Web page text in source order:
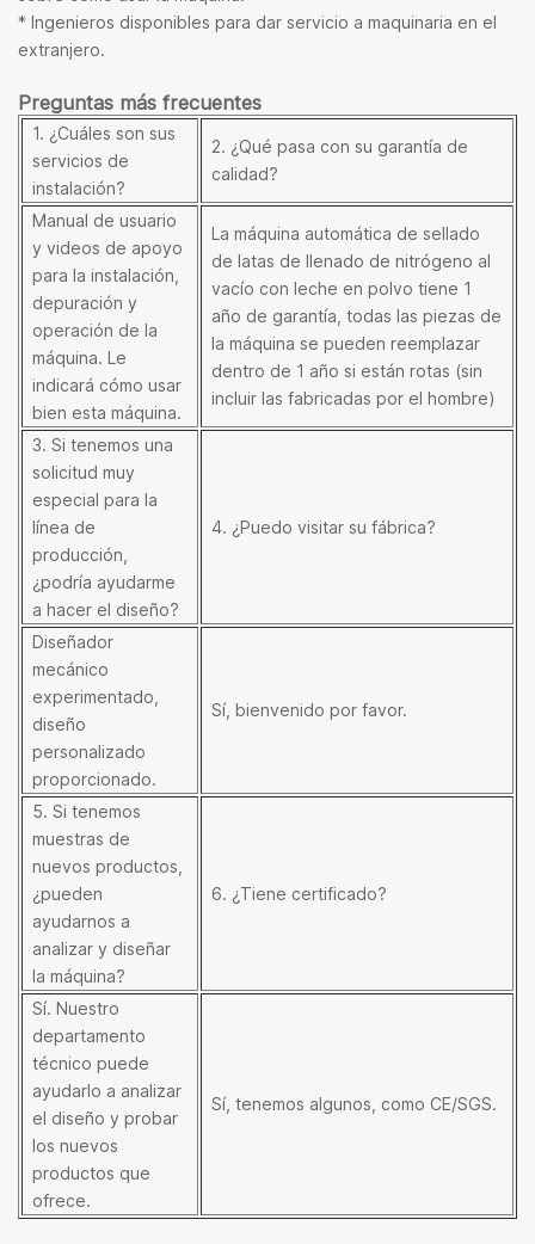
* Ingenieros disponibles para dar servicio a maquinaria en el
extranjero.
Preguntas más frecuentes
1. ¿Cuáles son sus
servicios de
instalación?
2. ¿Qué pasa con su garantía de
calidad?
Manual de usuario
y videos de apoyo
para la instalación,
depuración y
operación de la
máquina. Le
indicará cómo usar
bien esta máquina.
La máquina automática de sellado
de latas de llenado de nitrógeno al
vacío con leche en polvo tiene 1
año de garantía, todas las piezas de
la máquina se pueden reemplazar
dentro de 1 año si están rotas (sin
incluir las fabricadas por el hombre)
3. Si tenemos una
solicitud muy
especial para la
línea de
producción,
¿podría ayudarme
a hacer el diseño?
4. ¿Puedo visitar su fábrica?
Diseñador
mecánico
experimentado,
diseño
personalizado
proporcionado.
Sí, bienvenido por favor.
5. Si tenemos
muestras de
nuevos productos,
¿pueden
ayudarnos a
analizar y diseñar
la máquina?
6. ¿Tiene certificado?
Sí. Nuestro
departamento
técnico puede
ayudarlo a analizar
el diseño y probar
los nuevos
productos que
ofrece.
Sí, tenemos algunos, como CE/SGS.